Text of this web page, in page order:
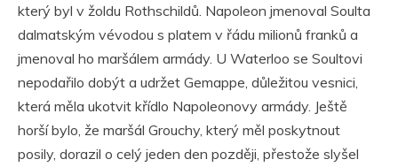
který byl v žoldu Rothschildů. Napoleon jmenoval Soulta
dalmatským vévodou s platem v řádu milionů franků a
jmenoval ho maršálem armády. U Waterloo se Soultovi
nepodařilo dobýt a udržet Gemappe, důležitou vesnici,
která měla ukotvit křídlo Napoleonovy armády. Ještě
horší bylo, že maršál Grouchy, který měl poskytnout
posily, dorazil o celý jeden den později, přestože slyšel